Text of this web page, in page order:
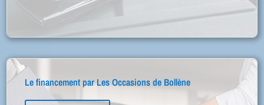
Le financement par Les Occasions de Bollène